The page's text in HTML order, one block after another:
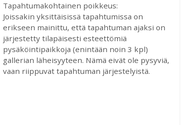
Tapahtumakohtainen poikkeus:
Joissakin yksittäisissä tapahtumissa on
erikseen mainittu, että tapahtuman ajaksi on
järjestetty tilapäisesti esteettömiä
pysäköintipaikkoja (enintään noin 3 kpl)
gallerian läheisyyteen. Nämä eivät ole pysyviä,
vaan riippuvat tapahtuman järjestelyistä.